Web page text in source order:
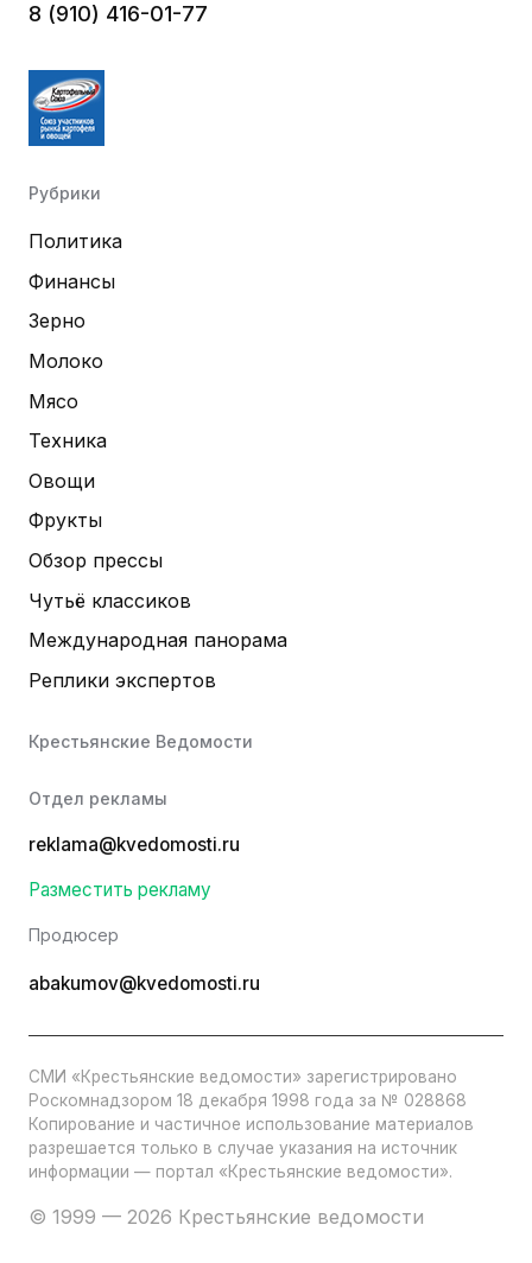
8 (910) 416-01-77
Рубрики
Политика
Финансы
Зерно
Молоко
Мясо
Техника
Овощи
Фрукты
Обзор прессы
Чутьё классиков
Международная панорама
Реплики экспертов
Крестьянские Ведомости
Отдел рекламы
reklama@kvedomosti.ru
Разместить рекламу
Продюсер
abakumov@kvedomosti.ru
СМИ «Крестьянские ведомости» зарегистрировано
Роскомнадзором 18 декабря 1998 года за № 028868
Копирование и частичное использование материалов
разрешается только в случае указания на источник
информации — портал «Крестьянские ведомости».
© 1999 — 2026 Крестьянские ведомости